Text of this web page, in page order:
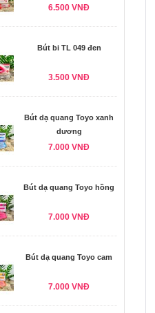
6.500 VNĐ
Bút bi TL 049 đen
3.500 VNĐ
Bút dạ quang Toyo xanh
dương
7.000 VNĐ
Bút dạ quang Toyo hồng
7.000 VNĐ
Bút dạ quang Toyo cam
7.000 VNĐ